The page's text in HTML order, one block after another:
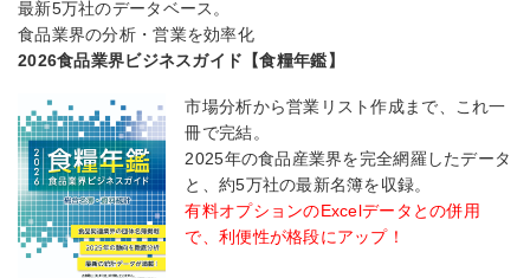
最新5万社のデータベース。
食品業界の分析・営業を効率化
2026食品業界ビジネスガイド【食糧年鑑】
市場分析から営業リスト作成まで、これ一
冊で完結。
2025年の食品産業界を完全網羅したデータ
と、約5万社の最新名簿を収録。
有料オプションのExcelデータとの併用
で、利便性が格段にアップ！